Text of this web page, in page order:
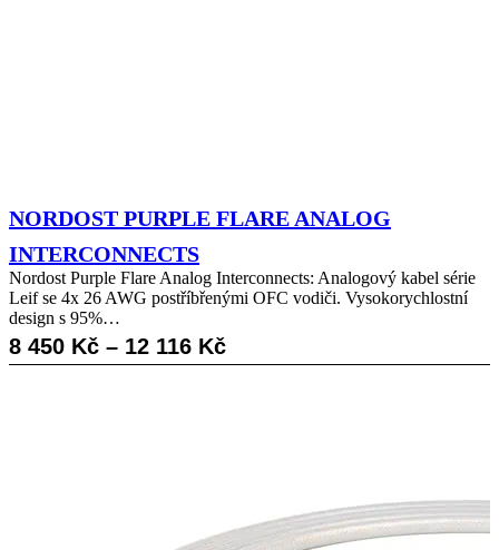
NORDOST PURPLE FLARE ANALOG
INTERCONNECTS
Nordost Purple Flare Analog Interconnects: Analogový kabel série
Leif se 4x 26 AWG postříbřenými OFC vodiči. Vysokorychlostní
design s 95%…
8 450 Kč – 12 116 KčRozpětí
12